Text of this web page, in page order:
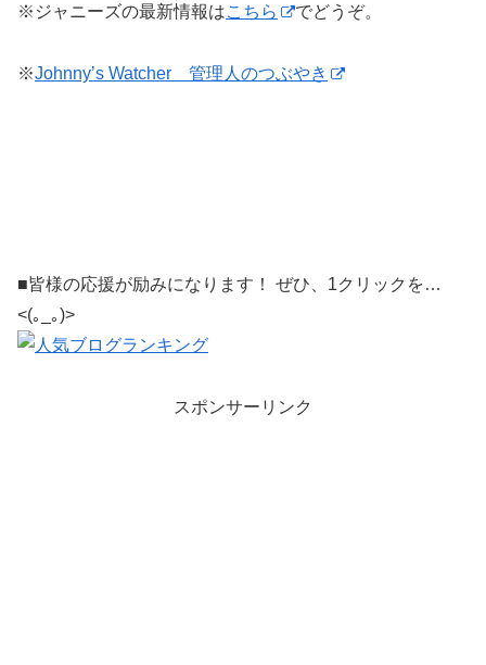
※ジャニーズの最新情報はこちら でどうぞ。
※Johnny’s Watcher 管理人のつぶやき
■皆様の応援が励みになります！ ぜひ、1クリックを…
<(｡_｡)>
スポンサーリンク